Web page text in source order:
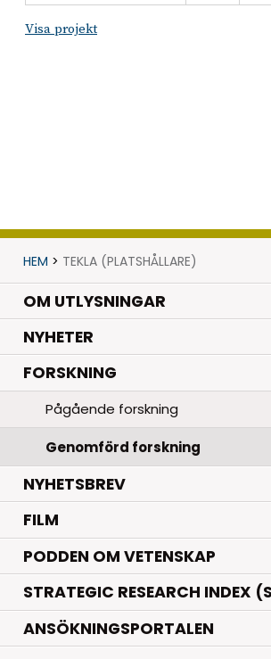
Visa projekt
HEM > TEKLA (PLATSHÅLLARE)
OM UTLYSNINGAR
NYHETER.
FORSKNING.
Pågående forskning
Genomförd forskning
NYHETSBREV
FILM
PODDEN OM VETENSKAP
STRATEGIC RESEARCH INDEX
ANSÖKNINGSPORTALEN